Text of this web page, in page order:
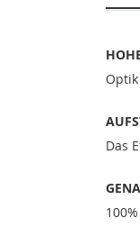
Das